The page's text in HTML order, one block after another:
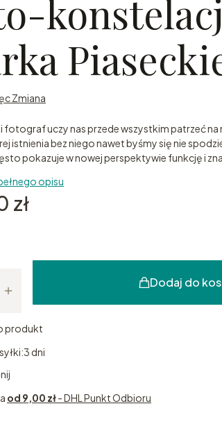
Zmiana
fotograf uczy nas przede wszystkim patrzeć
istnienia bez niego nawet byśmy się nie
pokazuje w nowej perspektywie funkcję i
opisu
zł
Dodaj do
produkt
3 dni
od 9,00 zł- DHL Punkt Odbioru